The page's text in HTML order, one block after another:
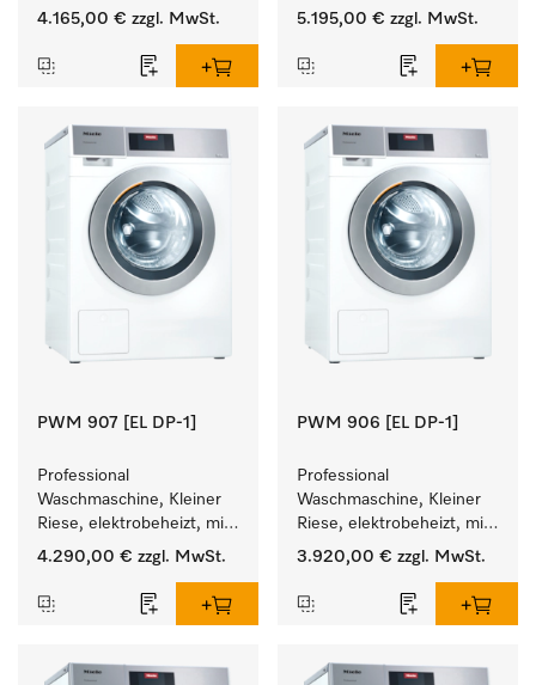
Ablaufpumpe und
Programmen.
Leistung 6 kg  in 49 min .
4.165,00 € zzgl. MwSt.
Ablaufpumpe und
Programmen.
Leistung 8 kg  in 49 min .
5.195,00 € zzgl. MwSt.
PWM 907 [EL DP-1]
Professional
Waschmaschine, Kleiner
Riese, elektrobeheizt, mit
Ablaufpumpe und
Programmen.
Leistung 7 kg  in 49 min .
4.290,00 € zzgl. MwSt.
PWM 906 [EL DP-1]
Professional
Waschmaschine, Kleiner
Riese, elektrobeheizt, mit
Ablaufpumpe und
Programmen.
Leistung 6 kg  in 49 min .
3.920,00 € zzgl. MwSt.